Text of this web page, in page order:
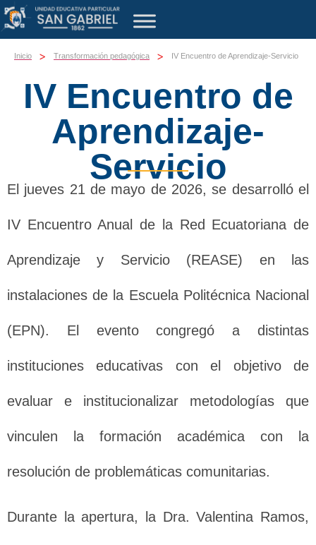
Inicio > Transformación pedagógica > IV Encuentro de Aprendizaje-Servicio
IV Encuentro de
Aprendizaje-
Servicio
El jueves 21 de mayo de 2026, se desarrolló el
IV Encuentro Anual de la Red Ecuatoriana de
Aprendizaje y Servicio (REASE) en las
instalaciones de la Escuela Politécnica Nacional
(EPN). El evento congregó a distintas
instituciones educativas con el objetivo de
evaluar e institucionalizar metodologías que
vinculen la formación académica con la
resolución de problemáticas comunitarias.
Durante la apertura, la Dra. Valentina Ramos,